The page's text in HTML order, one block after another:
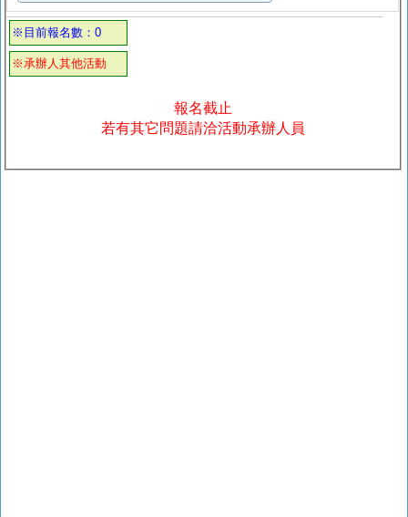
※目前報名數：0
※承辦人其他活動
報名截止
若有其它問題請洽活動承辦人員